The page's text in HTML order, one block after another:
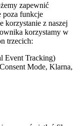
zapewnić
funkcje
korzystanie z naszej
korzystamy w
trzecich:
Event Tracking)
Mode, Klarna,